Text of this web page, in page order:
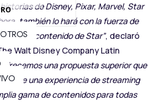
de Disney, Pixar, Marvel, Star
también lo hará con la fuerza de
del contenido de Star”, declaró
Walt Disney Company Latin
una propuesta superior que
de una experiencia de streaming
gama de contenidos para todas